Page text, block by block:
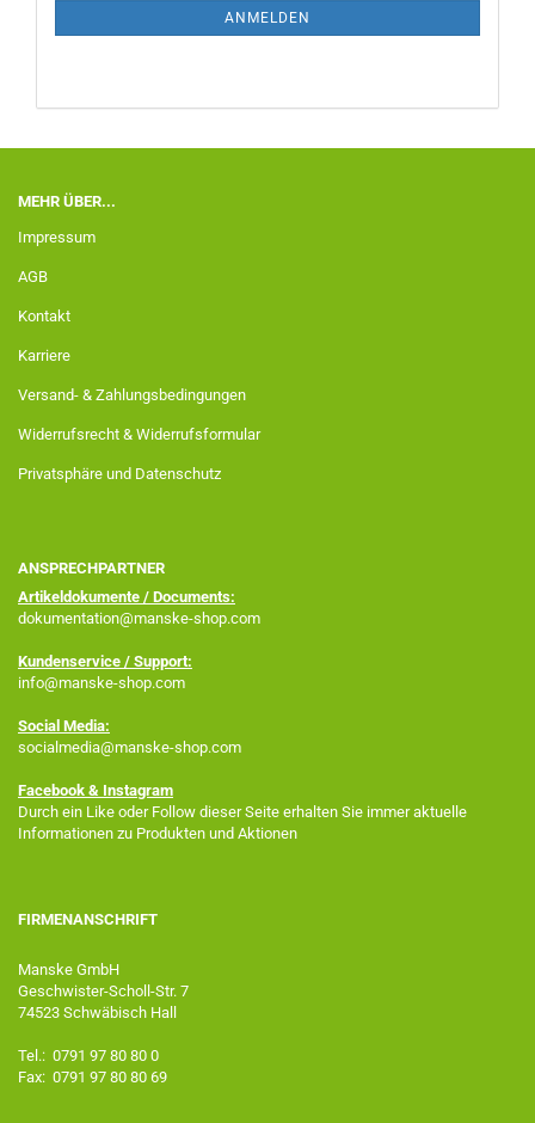
ANMELDEN
MEHR ÜBER...
Impressum
AGB
Kontakt
Karriere
Versand- & Zahlungsbedingungen
Widerrufsrecht & Widerrufsformular
Privatsphäre und Datenschutz
ANSPRECHPARTNER
Artikeldokumente / Documents:
dokumentation@manske-shop.com
Kundenservice / Support:
info@manske-shop.com
Social Media:
socialmedia@manske-shop.com
Facebook & Instagram
Durch ein Like oder Follow dieser Seite erhalten Sie immer aktuelle
Informationen zu Produkten und Aktionen
FIRMENANSCHRIFT
Manske GmbH
Geschwister-Scholl-Str. 7
74523 Schwäbisch Hall
Tel.: 0791 97 80 80 0
Fax: 0791 97 80 80 69